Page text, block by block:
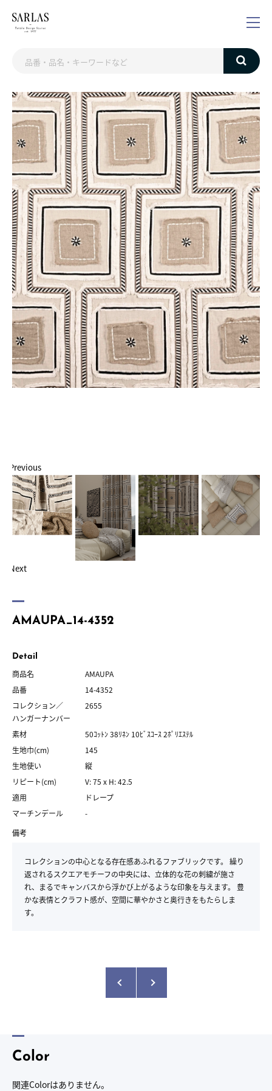
Previous
Next
AMAUPA_14-4352
Detail
商品名
AMAUPA
品番
14-4352
コレクション／
ハンガーナンバー
2655
素材
50ｺｯﾄﾝ 38ﾘﾈﾝ 10ﾋﾞｽｺｰｽ 2ﾎﾟﾘｴｽﾃﾙ
生地巾(cm)
145
生地使い
縦
リピート(cm)
V: 75 x H: 42.5
適用
ドレープ
マーチンデール
-
備考
コレクションの中心となる存在感あふれるファブリックです。 繰り
返されるスクエアモチーフの中央には、立体的な花の刺繍が施さ
れ、まるでキャンバスから浮かび上がるような印象を与えます。 豊
かな表情とクラフト感が、空間に華やかさと奥行きをもたらしま
す。
Color
関連Colorはありません。